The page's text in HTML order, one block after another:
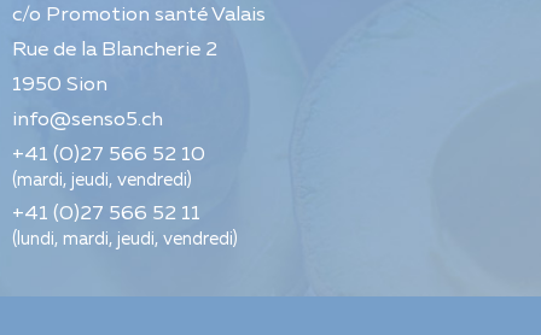
c/o Promotion santé Valais
Rue de la Blancherie 2
1950 Sion
info@senso5.ch
+41 (0)27 566 52 10
(mardi, jeudi, vendredi)
+41 (0)27 566 52 11
(lundi, mardi, jeudi, vendredi)